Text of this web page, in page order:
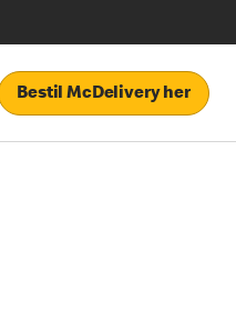
Bestil McDelivery her